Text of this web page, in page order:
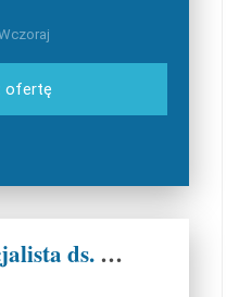
ofertę
Specjalistka / Specjalista ds. Wsparcia Sprzedaży i Administracji